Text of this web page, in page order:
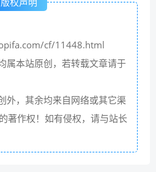
cf/11448.html
属本站原创，若转载文章请于
外，其余均来自网络或其它渠
著作权！如有侵权，请与站长